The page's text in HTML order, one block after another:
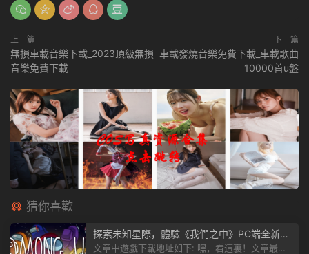
上一篇
無損車載音樂下載_2023頂級無損
音樂免費下載
下一篇
車載發燒音樂免費下載_車載歌曲
10000首u盤
猜你喜歡
探索未知星際，體驗《我們之中》PC端全新版
本
文章中遊戲下載地址如下: 嘿，看這裏！文章最後